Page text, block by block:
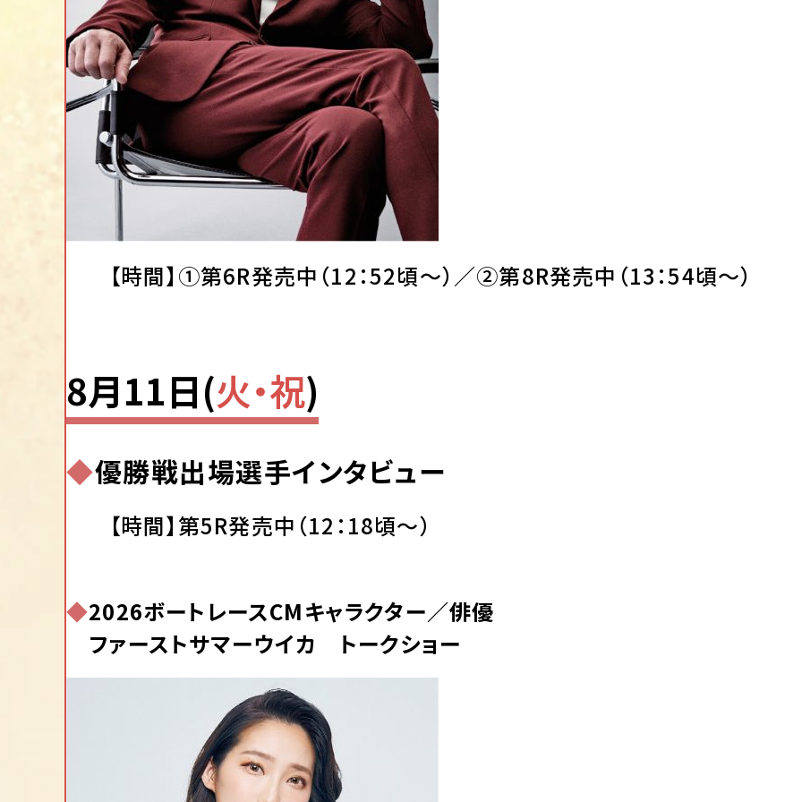
【時間】①第6R発売中（12：52頃～）／②第8R発売中（13：54頃～）
8月11日(火・祝)
◆優勝戦出場選手インタビュー
【時間】第5R発売中（12：18頃～）
◆2026ボートレースCMキャラクター／俳優
ファーストサマーウイカ トークショー
通信速度
その他
但し、お客様のご利用環境によっては、本サイトが提供するサービスを一部ご利用できない場合がございます